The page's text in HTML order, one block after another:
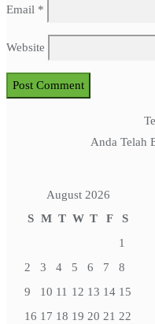
Email *
Website
Anda Telah
August 2026
S M T W T F
S
1
2
3 4 5 6 7
8
9
10 11 12 13 14 15
16 17 18 19 20 21 22